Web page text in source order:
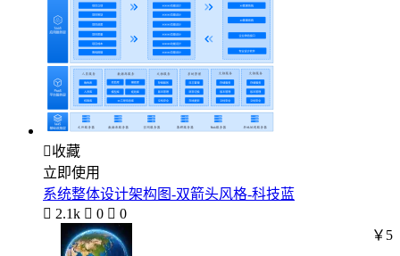
收藏
立即使用
系统整体设计架构图-双箭头风格-科技蓝
 2.1k  0  0
￥5